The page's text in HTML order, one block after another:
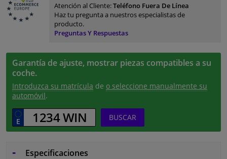
Atención al Cliente:Teléfono Fuera De Línea
Haz tu pregunta a nuestros especialistas de
producto.
Preguntas Y Respuestas
Garantía de ajuste, mostrar piezas compatibles a su
coche.
Introduzca su matrícula de o seleccione manualmente su
automóvil.
BUSCAR
Especificaciones